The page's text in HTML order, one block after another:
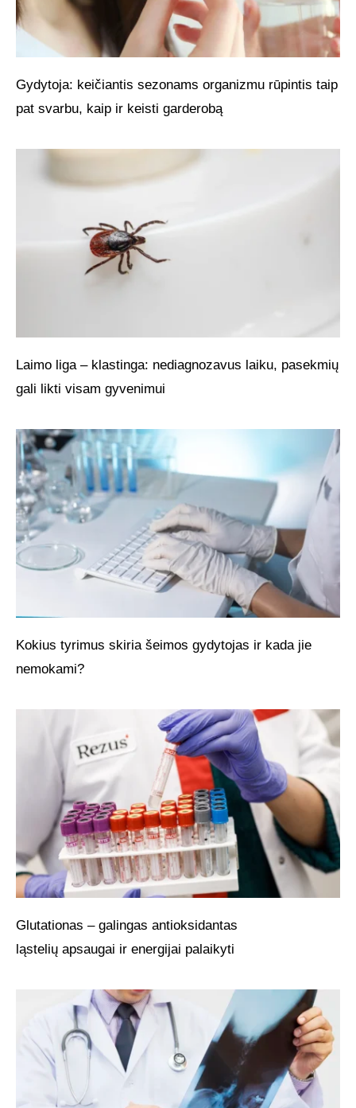
Gydytoja: keičiantis sezonams organizmu rūpintis taip
pat svarbu, kaip ir keisti garderobą
Laimo liga – klastinga: nediagnozavus laiku, pasekmių
gali likti visam gyvenimui
Kokius tyrimus skiria šeimos gydytojas ir kada jie
nemokami?
Glutationas – galingas antioksidantas
ląstelių apsaugai ir energijai palaikyti